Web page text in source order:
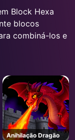
Block Hexa
blocos
combiná-los e
Anihilação Dragão